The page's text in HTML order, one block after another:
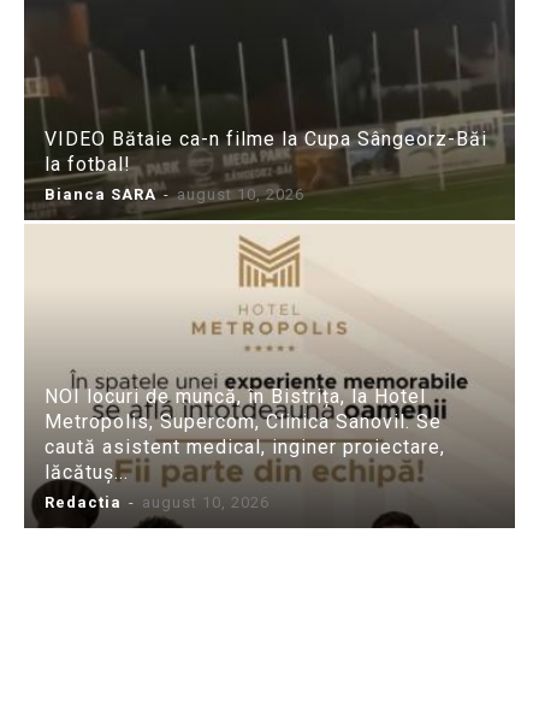
VIDEO Bătaie ca-n filme la Cupa Sângeorz-Băi
la fotbal!
Bianca SARA - august 10, 2026
NOI locuri de muncă, în Bistrița, la Hotel
Metropolis, Supercom, Clinica Sanovil. Se
caută asistent medical, inginer proiectare,
lăcătuș...
Redactia - august 10, 2026